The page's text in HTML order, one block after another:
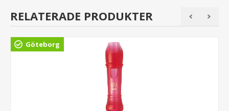
RELATERADE PRODUKTER
Göteborg